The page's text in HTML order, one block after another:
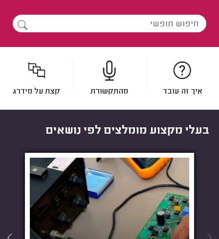
קצת על מידרג מהתקשורת איך זה עובד
בעלי מקצוע מומלצים לפי נושאים